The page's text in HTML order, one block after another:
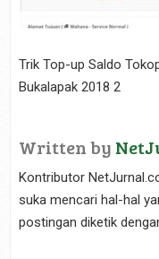
Trik Top-up Saldo
Bukalapak 2018 2
Written by
Kontributor
suka mencari hal-hal
postingan diketik